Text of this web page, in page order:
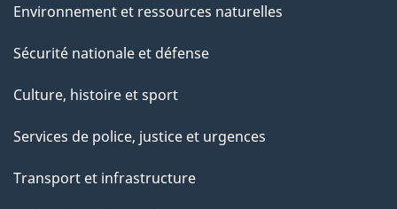
Environnement et ressources naturelles
Sécurité nationale et défense
Culture, histoire et sport
Services de police, justice et urgences
Transport et infrastructure